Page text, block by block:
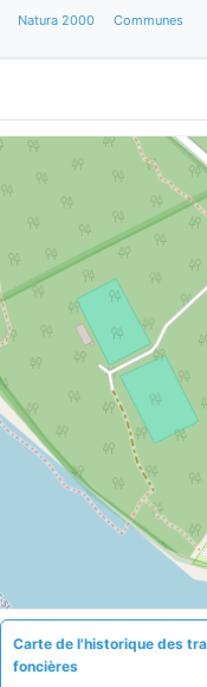
Natura 2000 Communes
Carte de l'historique des
foncières